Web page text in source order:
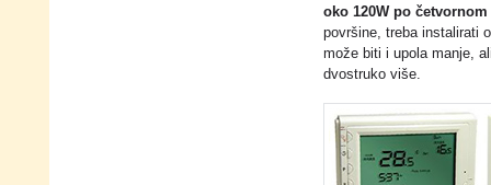
oko 120W po
površine, treba instalirati
može biti i upola manje,
dvostruko više.